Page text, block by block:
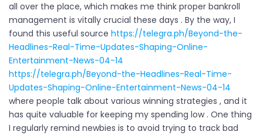
all over the place, which makes me think proper bankroll
management is vitally crucial these days . By the way, I
found this useful source https://telegra.ph/Beyond-the-
Headlines-Real-Time-Updates-Shaping-Online-
Entertainment-News-04-14
https://telegra.ph/Beyond-the-Headlines-Real-Time-
Updates-Shaping-Online-Entertainment-News-04-14
where people talk about various winning strategies , and it
has quite valuable for keeping my spending low . One thing
I regularly remind newbies is to avoid trying to track bad